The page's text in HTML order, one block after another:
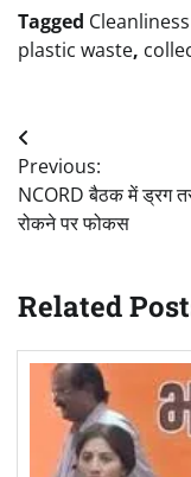
Tagged
plastic waste,
Post
navigation
Previous:
NCORD बैठक में ड्रग
रोकने पर फोकस
Related